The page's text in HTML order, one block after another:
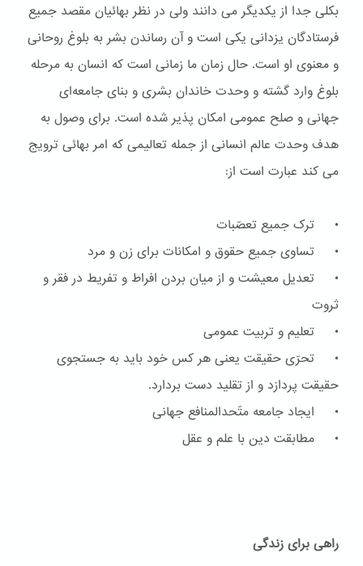
بکلی جدا از یکدیگر می دانند ولی در نظر بهائیان مقصد جمیع
فرستادگان یزدانی یکی است و آن رساندن بشر به بلوغ روحانی
و معنوی او است. حال زمان ما زمانی است که انسان به مرحله
بلوغ وارد گشته و وحدت خاندان بشری و بنای جامعه‌ای
جهانی و صلح عمومی امکان پذیر شده است. برای وصول به
هدف وحدت عالم انسانی از جمله تعالیمی که امر بهائی ترویج
می کند عبارت است از:
• ترک جمیع تعصّبات
• تساوی جمیع حقوق و امکانات برای زن و مرد
• تعدیل معیشت و از میان بردن افراط و تفریط در فقر و
ثروت
• تعلیم و تربیت عمومی
• تحرّی حقیقت یعنی هر کس خود باید به جستجوی
حقیقت پردازد و از تقلید دست بردارد.
• ایجاد جامعه متّحدالمنافع جهانی
• مطابقت دین با علم و عقل
راهی برای زندگی